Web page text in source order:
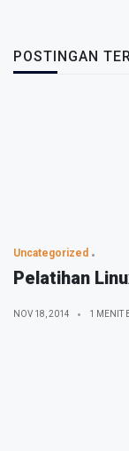
POSTINGAN
Uncategorized
Pelatihan
NOV 18, 2014 1 MENIT